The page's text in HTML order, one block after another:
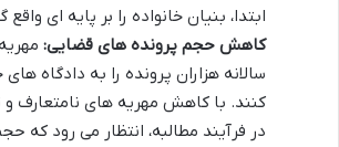
ابتدا، بنیان خانواده را بر پایه ای واقع
کاهش حجم پرونده های قضایی:
سالانه هزاران پرونده را به دادگاه های
کنند. با کاهش مهریه های نامتعارف و
در فرآیند مطالبه، انتظار می رود که